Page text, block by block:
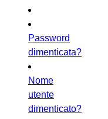
Password
dimenticata?
Nome
utente
dimenticato?